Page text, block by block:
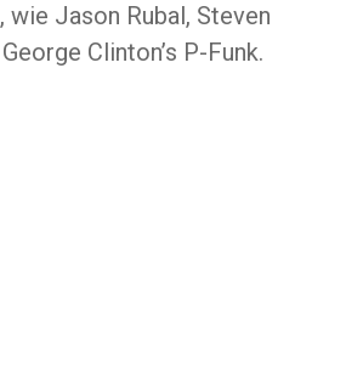
wie Jason Rubal, Steven
Clinton’s P-Funk.